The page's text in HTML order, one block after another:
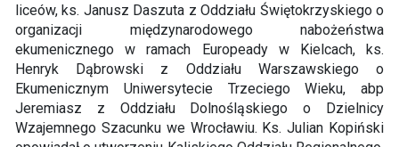
liceów, ks. Janusz Daszuta z Oddziału Świętokrzyskiego o
organizacji międzynarodowego nabożeństwa
ekumenicznego w ramach Europeady w Kielcach, ks.
Henryk Dąbrowski z Oddziału Warszawskiego o
Ekumenicznym Uniwersytecie Trzeciego Wieku, abp
Jeremiasz z Oddziału Dolnośląskiego o Dzielnicy
Wzajemnego Szacunku we Wrocławiu. Ks. Julian Kopiński